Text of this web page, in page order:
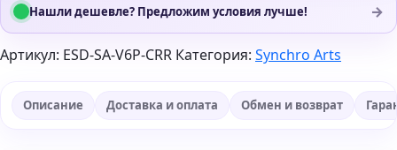
Нашли дешевле? Предложим условия лучше! →
Артикул: ESD-SA-V6P-CRR Категория: Synchro Аrts
Описание Доставка и оплата Обмен и возврат